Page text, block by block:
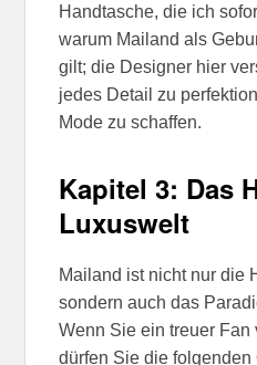
Handtasche, die ich
warum Mailand als
gilt; die Designer hier
jedes Detail zu
Mode zu schaffen.
Kapitel 3: Das
Luxuswelt
Mailand ist nicht nur die
sondern auch das
Wenn Sie ein treuer
dürfen Sie die folgenden